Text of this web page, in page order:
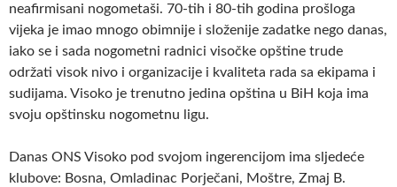
neafirmisani nogometaši. 70-tih i 80-tih godina prošloga
vijeka je imao mnogo obimnije i složenije zadatke nego danas,
iako se i sada nogometni radnici visočke opštine trude
održati visok nivo i organizacije i kvaliteta rada sa ekipama i
sudijama. Visoko je trenutno jedina opština u BiH koja ima
svoju opštinsku nogometnu ligu.
Danas ONS Visoko pod svojom ingerencijom ima sljedeće
klubove: Bosna, Omladinac Porječani, Moštre, Zmaj B.